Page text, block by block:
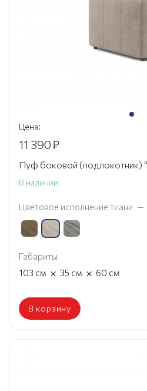
Цена:
11 390₽
Пуф боковой
В наличии
Цветовое исполнение ткани —
Габариты
103 см × 35 см × 60 см
В корзину